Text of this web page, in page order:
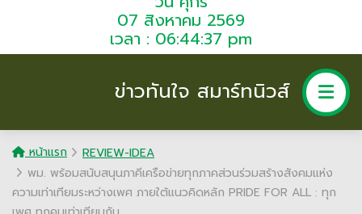
07 สิงหาคม 2569
เวลา : 06:44:37 pm
ข่าวทันใจ สมาร์ทนิวส์
หน้าแรก
REVIEW-IDEA
พม. พร้อมสนับสนุนภาคีเครือข่ายทุกภาคส่วนร่วมสร้างสังคมแห่ง
ความเท่าเทียมระหว่างเพศ ภายใต้แนวคิดหลัก PRIDE FOR ALL : ทุก